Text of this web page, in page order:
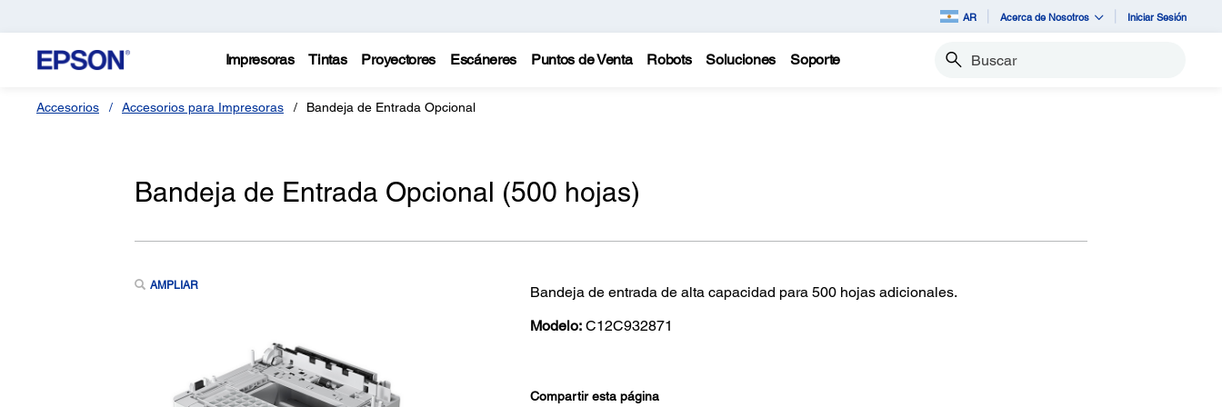
AR Acerca de Nosotros Iniciar Sesión
Impresoras Tintas Proyectores Escáneres Puntos de Venta Robots Soluciones Soporte Buscar
Accesorios Accesorios para Impresoras Bandeja de Entrada Opcional
Bandeja de Entrada Opcional (500 hojas)
AMPLIAR
Bandeja de entrada de alta capacidad para 500 hojas adicionales.
Modelo: C12C932871
Compartir esta página